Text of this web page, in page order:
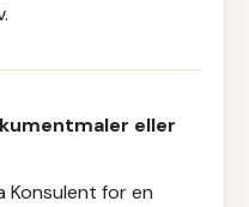
eller
Konsulent for en